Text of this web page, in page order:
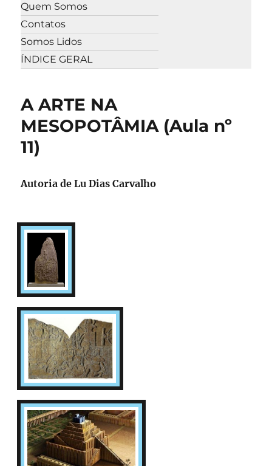
Quem Somos
Contatos
Somos Lidos
ÍNDICE GERAL
A ARTE NA
MESOPOTÂMIA (Aula nº
11)
Autoria de Lu Dias Carvalho